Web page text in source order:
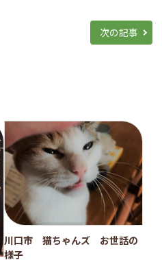
次の記事
川口市 猫ちゃんズ お世話の
様子